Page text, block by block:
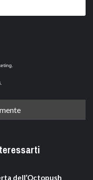
dell’Octopush